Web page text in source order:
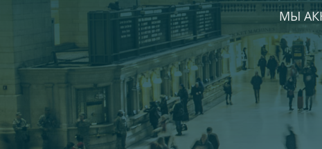
МЫ